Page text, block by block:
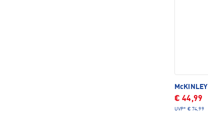
McKINLEY
€ 44,99
UVP* € 74,99